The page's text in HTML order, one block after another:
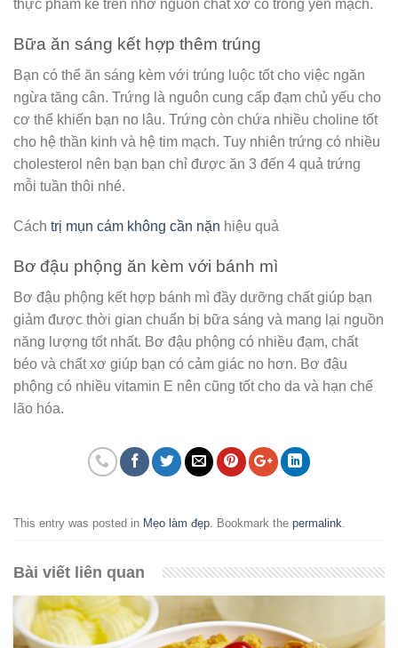
thực phẩm kể trên nhờ nguồn chất xơ có trong yến mạch.
Bữa ăn sáng kết hợp thêm trúng
Bạn có thể ăn sáng kèm với trúng luộc tốt cho việc ngăn
ngừa tăng cân. Trứng là nguôn cung cấp đạm chủ yếu cho
cơ thể khiến bạn no lâu. Trứng còn chứa nhiều choline tốt
cho hệ thần kinh và hệ tim mạch. Tuy nhiên trứng có nhiều
cholesterol nên bạn bạn chỉ được ăn 3 đến 4 quả trứng
mỗi tuần thôi nhé.
Cách trị mụn cám không cần nặn hiệu quả
Bơ đậu phộng ăn kèm với bánh mì
Bơ đậu phộng kết hợp bánh mì đầy dưỡng chất giúp bạn
giảm được thời gian chuẩn bị bữa sáng và mang lại nguồn
năng lượng tốt nhất. Bơ đậu phộng có nhiều đạm, chất
béo và chất xơ giúp bạn có cảm giác no hơn. Bơ đậu
phộng có nhiều vitamin E nên cũng tốt cho da và hạn chế
lão hóa.
This entry was posted in Mẹo làm đẹp. Bookmark the permalink.
Bài viết liên quan